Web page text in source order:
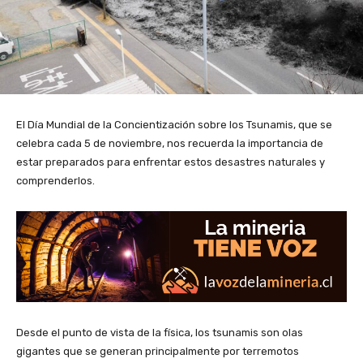
El Día Mundial de la Concientización sobre los Tsunamis, que se
celebra cada 5 de noviembre, nos recuerda la importancia de
estar preparados para enfrentar estos desastres naturales y
comprenderlos.
Desde el punto de vista de la física, los tsunamis son olas
gigantes que se generan principalmente por terremotos